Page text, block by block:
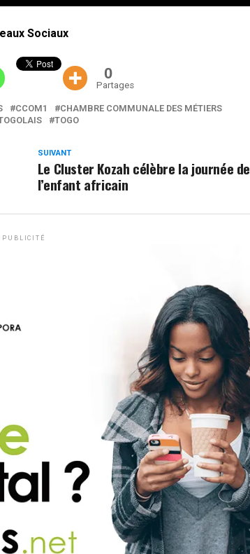
Sociaux
0
Partages
CCOM1
CHAMBRE COMMUNALE DES MÉTIERS
TOGO
SUIVANT
Le Cluster Kozah célèbre la journée de
l’enfant africain
PUBLICITÉ